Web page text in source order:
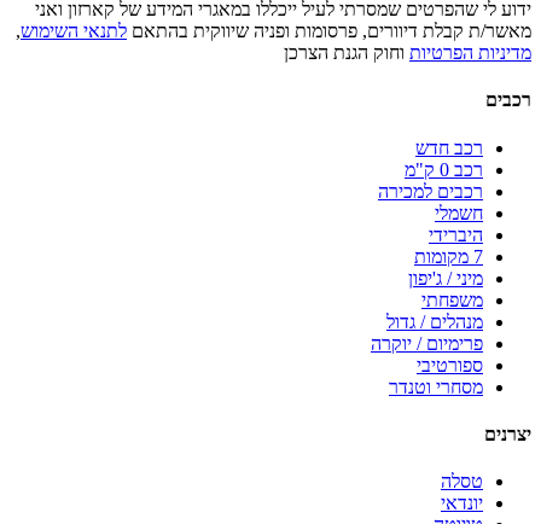
ידוע לי שהפרטים שמסרתי לעיל ייכללו במאגרי המידע של קארזון ואני
מאשר/ת קבלת דיוורים, פרסומות ופניה שיווקית בהתאם לתנאי השימוש,
מדיניות הפרטיות וחוק הגנת הצרכן
רכבים
רכב חדש
רכב 0 ק"מ
רכבים למכירה
חשמלי
היברידי
7 מקומות
מיני / ג'יפון
משפחתי
מנהלים / גדול
פרימיום / יוקרה
ספורטיבי
מסחרי וטנדר
יצרנים
טסלה
יונדאי